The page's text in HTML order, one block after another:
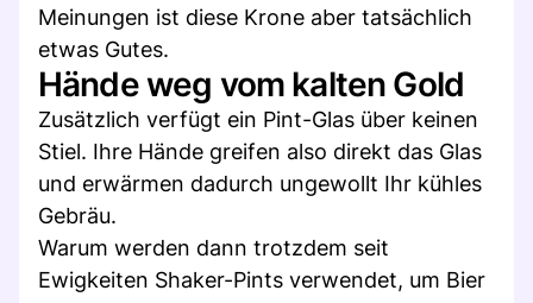
Meinungen ist diese Krone aber tatsächlich
etwas Gutes.
Hände weg vom kalten Gold
Zusätzlich verfügt ein Pint-Glas über keinen
Stiel. Ihre Hände greifen also direkt das Glas
und erwärmen dadurch ungewollt Ihr kühles
Gebräu.
Warum werden dann trotzdem seit
Ewigkeiten Shaker-Pints verwendet, um Bier